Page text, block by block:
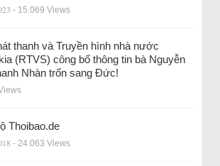
- 15.069 Views
thanh và Truyền hình nhà nước
(RTVS) công bố thông tin bà Nguyễn
Nhàn trốn sang Đức!
Thoibao.de
- 24.063 Views